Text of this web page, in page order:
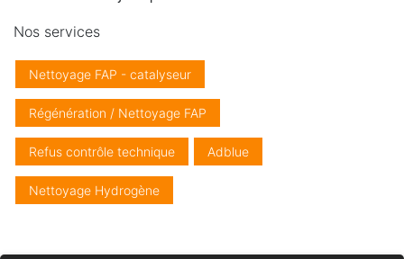
Nos services
Nettoyage FAP - catalyseur
Régénération / Nettoyage FAP
Refus contrôle technique Adblue
Nettoyage Hydrogène